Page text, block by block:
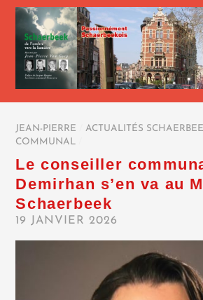
JEAN-PIERRE ACTUALITÉS
COMMUNAL
Le conseiller
Demirhan s’en va au
Schaerbeek
19 JANVIER 2026